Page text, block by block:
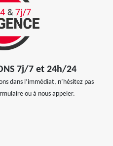
7j/7 et 24h/24
dans l’immédiat, n’hésitez pas
ou à nous appeler.